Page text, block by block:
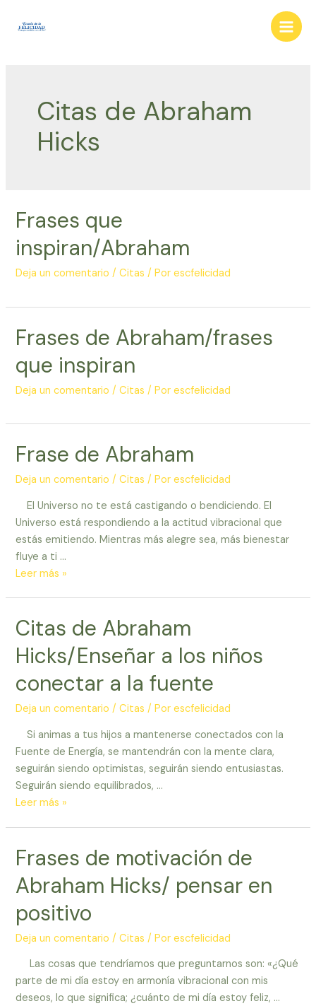
Main
Citas de Abraham
Hicks
Frases que
inspiran/Abraham
Deja un comentario /Citas / Porescfelicidad
Frases de Abraham/frases
que inspiran
Deja un comentario /Citas / Porescfelicidad
Frase de Abraham
Deja un comentario /Citas / Porescfelicidad
El Universo no te está castigando o bendiciendo. El
Universo está respondiendo a la actitud vibracional que
estás emitiendo. Mientras más alegre sea, más bienestar
fluye a ti …
Frase
Leer más »
Citas de Abraham
Hicks/Enseñar a los niños
conectar a la fuente
Deja un comentario /Citas / Porescfelicidad
Si animas a tus hijos a mantenerse conectados con la
Fuente de Energía, se mantendrán con la mente clara,
seguirán siendo optimistas, seguirán siendo entusiastas.
Seguirán siendo equilibrados, …
Citas
Hicks/Enseñar
a
los
conectar
a
fuente
Leer más »
Frases de motivación de
Abraham Hicks/ pensar en
positivo
Deja un comentario /Citas / Porescfelicidad
Las cosas que tendríamos que preguntarnos son: «¿Qué
parte de mi día estoy en armonía vibracional con mis
deseos, lo que significa; ¿cuánto de mi día estoy feliz, …